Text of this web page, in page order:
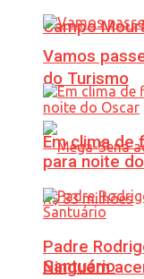
Campo
do Turismo
Ninguém
Vamos
Em clima de
para noite
Padre
Santuário